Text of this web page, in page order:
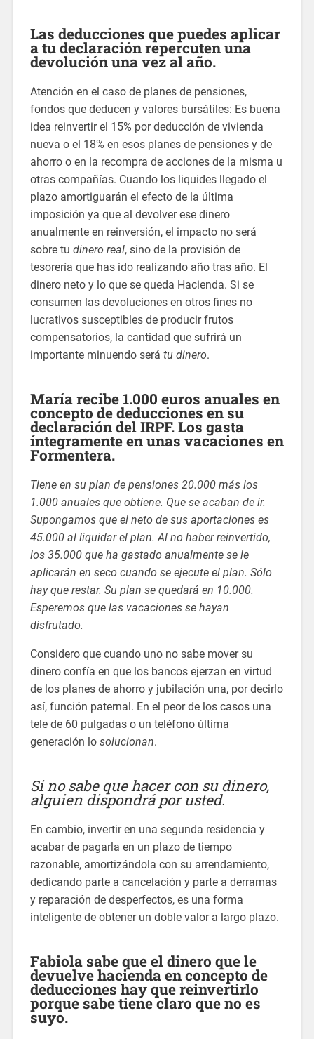
Las deducciones que puedes aplicar
a tu declaración repercuten una
devolución una vez al año.
Atención en el caso de planes de pensiones,
fondos que deducen y valores bursátiles: Es buena
idea reinvertir el 15% por deducción de vivienda
nueva o el 18% en esos planes de pensiones y de
ahorro o en la recompra de acciones de la misma u
otras compañías. Cuando los liquides llegado el
plazo amortiguarán el efecto de la última
imposición ya que al devolver ese dinero
anualmente en reinversión, el impacto no será
sobre tu dinero real, sino de la provisión de
tesorería que has ido realizando año tras año. El
dinero neto y lo que se queda Hacienda. Si se
consumen las devoluciones en otros fines no
lucrativos susceptibles de producir frutos
compensatorios, la cantidad que sufrirá un
importante minuendo será tu dinero.
María recibe 1.000 euros anuales en
concepto de deducciones en su
declaración del IRPF. Los gasta
íntegramente en unas vacaciones en
Formentera.
Tiene en su plan de pensiones 20.000 más los
1.000 anuales que obtiene. Que se acaban de ir.
Supongamos que el neto de sus aportaciones es
45.000 al liquidar el plan. Al no haber reinvertido,
los 35.000 que ha gastado anualmente se le
aplicarán en seco cuando se ejecute el plan. Sólo
hay que restar. Su plan se quedará en 10.000.
Esperemos que las vacaciones se hayan
disfrutado.
Considero que cuando uno no sabe mover su
dinero confía en que los bancos ejerzan en virtud
de los planes de ahorro y jubilación una, por decirlo
así, función paternal. En el peor de los casos una
tele de 60 pulgadas o un teléfono última
generación lo solucionan.
Si no sabe que hacer con su dinero,
alguien dispondrá por usted.
En cambio, invertir en una segunda residencia y
acabar de pagarla en un plazo de tiempo
razonable, amortizándola con su arrendamiento,
dedicando parte a cancelación y parte a derramas
y reparación de desperfectos, es una forma
inteligente de obtener un doble valor a largo plazo.
Fabiola sabe que el dinero que le
devuelve hacienda en concepto de
deducciones hay que reinvertirlo
porque sabe tiene claro que no es
suyo.